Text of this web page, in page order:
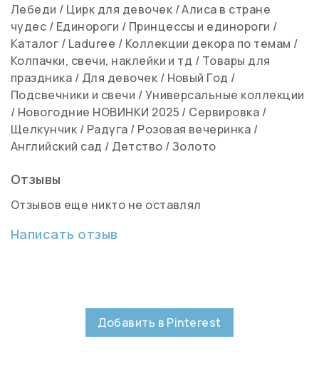
Лебеди / Цирк для девочек /Алиса в стране
чудес / Единороги / Принцессы и единороги /
Каталог / Laduree / Коллекции декора по темам /
Колпачки, свечи, наклейки и тд / Товары для
праздника / Для девочек / Новый Год /
Подсвечники и свечи /Универсальные коллекции
/ Новогодние НОВИНКИ 2025 / Сервировка /
Щелкунчик / Радуга / Розовая вечеринка /
Английский сад / Детство /Золото
Отзывы
Отзывов еще никто не оставлял
Написать отзыв
Добавить в Pinterest